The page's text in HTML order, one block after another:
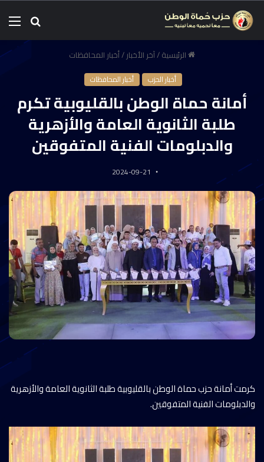
الرئيسية/آخر الأخبار/أخبار المحافظات
أخبار الحزب أخبار المحافظات
أمانة حماة الوطن بالقليوبية تكرم
طلبة الثانوية العامة والأزهرية
والدبلومات الفنية المتفوقين
2024-09-21
كرمت أمانة حزب حماة الوطن بالقليوبية طلبة الثانوية العامة والأزهرية
والدبلومات الفنية المتفوقين.